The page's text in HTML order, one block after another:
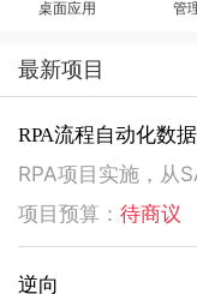
桌面应用 管
最新项目
RPA流程自动化数
项目预算： 待商议
逆向